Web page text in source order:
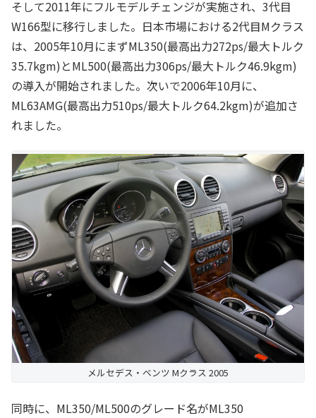
そして2011年にフルモデルチェンジが実施され、3代目
W166型に移行しました。日本市場における2代目Mクラス
は、2005年10月にまずML350(最高出力272ps/最大トルク
35.7kgm)とML500(最高出力306ps/最大トルク46.9kgm)
の導入が開始されました。次いで2006年10月に、
ML63AMG(最高出力510ps/最大トルク64.2kgm)が追加さ
れました。
メルセデス・ベンツ Mクラス 2005
同時に、ML350/ML500のグレード名がML350